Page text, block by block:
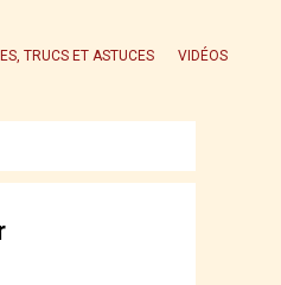
TRUCS ET ASTUCES VIDÉOS